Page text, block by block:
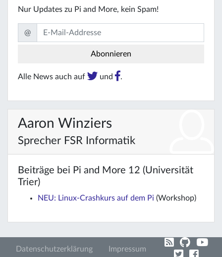
Nur Updates zu Pi and More, kein Spam!
@
Alle News auch auf und .
Aaron Winziers
Sprecher FSR Informatik
Beiträge bei Pi and More 12 (Universität
Trier)
NEU: Linux-Crashkurs auf dem Pi (Workshop)
Datenschutzerklärung Impressum